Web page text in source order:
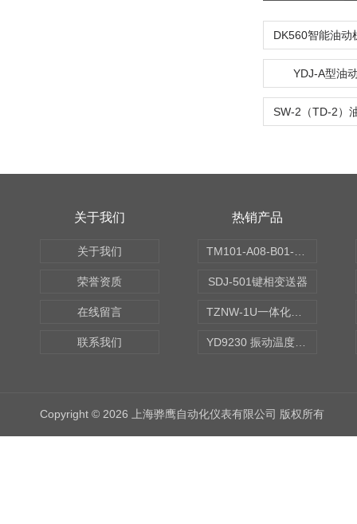
YDJ-A型油
关于我们
关于我们
荣誉资质
在线留言
联系我们
热销产品
SDJ-501键相变送器
Copyright © 2026 上海骅鹰自动化仪表有限公司 版权所有